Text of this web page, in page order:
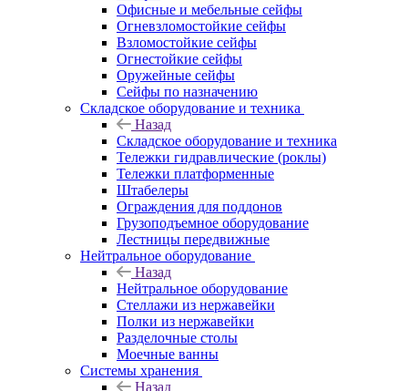
Офисные и мебельные сейфы
Огневзломостойкие сейфы
Взломостойкие сейфы
Огнестойкие сейфы
Оружейные сейфы
Сейфы по назначению
Складское оборудование и техника
Назад
Складское оборудование и техника
Тележки гидравлические (роклы)
Тележки платформенные
Штабелеры
Ограждения для поддонов
Грузоподъемное оборудование
Лестницы передвижные
Нейтральное оборудование
Назад
Нейтральное оборудование
Стеллажи из нержавейки
Полки из нержавейки
Разделочные столы
Моечные ванны
Системы хранения
Назад